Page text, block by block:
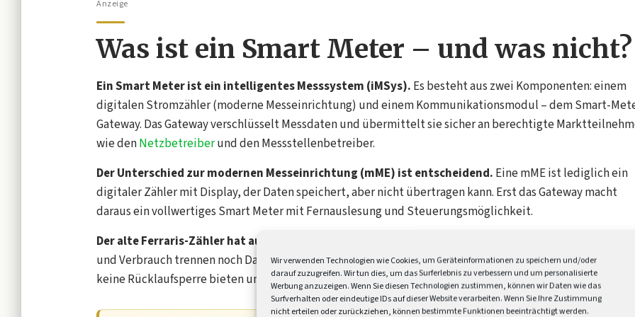
Wir verwenden Technologien wie Cookies, um Geräteinformationen zu speichern und/oder
darauf zuzugreifen. Wir tun dies, um das Surferlebnis zu verbessern und um personalisierte
Werbung anzuzeigen. Wenn Sie diesen Technologien zustimmen, können wir Daten wie das
Surfverhalten oder eindeutige IDs auf dieser Website verarbeiten. Wenn Sie Ihre Zustimmung
nicht erteilen oder zurückziehen, können bestimmte Funktionen beeinträchtigt werden.
Anzeige
Was ist ein Smart Meter – und was nicht?
Ein Smart Meter ist ein intelligentes Messsystem (iMSys). Es besteht aus zwei Komponenten: einem
digitalen Stromzähler (moderne Messeinrichtung) und einem Kommunikationsmodul – dem Smart-
Gateway. Das Gateway verschlüsselt Messdaten und übermittelt sie sicher an berechtigte
wie denNetzbetreiberund den Messstellenbetreiber.
Der Unterschied zur modernen Messeinrichtung (mME) ist entscheidend. Eine mME ist lediglich ein
digitaler Zähler mit Display, der Daten speichert, aber nicht übertragen kann. Erst das Gateway macht
daraus ein vollwertiges Smart Meter mit Fernauslesung und Steuerungsmöglichkeit.
Der alte Ferraris-Zähler hat ausgedient.
und Verbrauch trennen noch Daten übermitteln. Für PV-Anlagenbetreiber sind sie ungeeignet, weil sie
keine Rücklaufsperre bieten und keine Einspeisedaten erfassen.